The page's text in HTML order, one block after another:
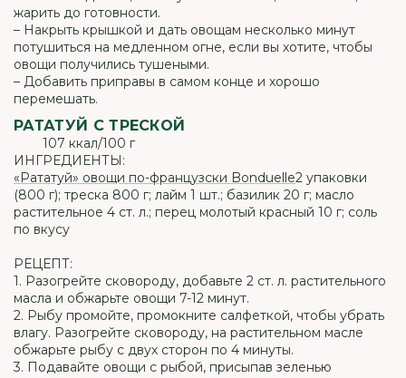
жарить до готовности.
– Накрыть крышкой и дать овощам несколько минут
потушиться на медленном огне, если вы хотите, чтобы
овощи получились тушеными.
– Добавить приправы в самом конце и хорошо
перемешать.
РАТАТУЙ С ТРЕСКОЙ
107 ккал/100 г
ИНГРЕДИЕНТЫ:
«Рататуй» овощи по-французски Bonduelle2 упаковки
(800 г); треска 800 г; лайм 1 шт.; базилик 20 г; масло
растительное 4 ст. л.; перец молотый красный 10 г; соль
по вкусу
РЕЦЕПТ:
1. Разогрейте сковороду, добавьте 2 ст. л. растительного
масла и обжарьте овощи 7-12 минут.
2. Рыбу промойте, промокните салфеткой, чтобы убрать
влагу. Разогрейте сковороду, на растительном масле
обжарьте рыбу с двух сторон по 4 минуты.
3. Подавайте овощи с рыбой, присыпав зеленью